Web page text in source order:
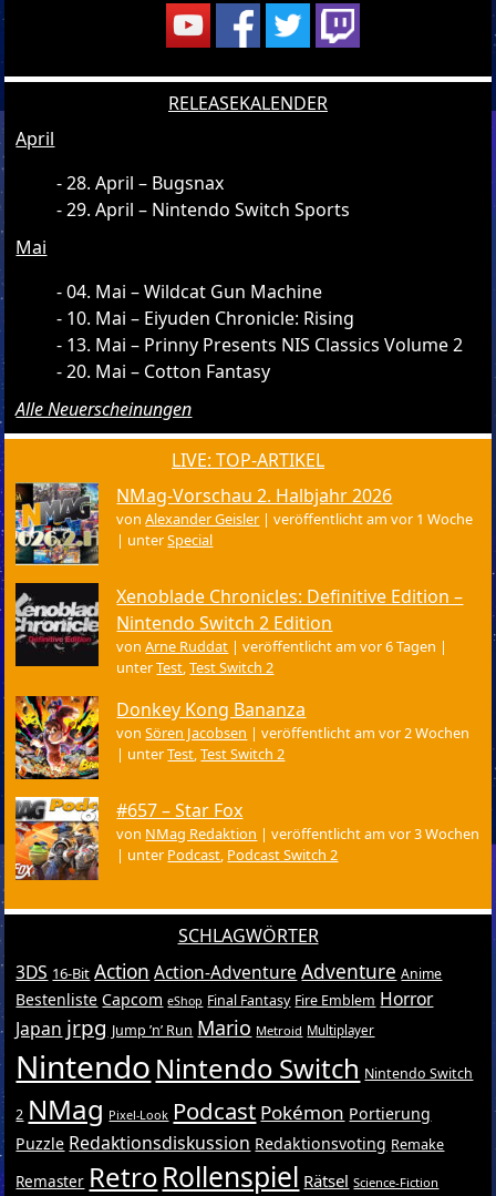
RELEASEKALENDER
April
28. April – Bugsnax
29. April – Nintendo Switch Sports
Mai
04. Mai – Wildcat Gun Machine
10. Mai – Eiyuden Chronicle: Rising
13. Mai – Prinny Presents NIS Classics Volume 2
20. Mai – Cotton Fantasy
Alle Neuerscheinungen
LIVE: TOP-ARTIKEL
NMag-Vorschau 2. Halbjahr 2026
vonAlexander Geisler |veröffentlicht am vor 1 Woche
| unterSpecial
Xenoblade Chronicles: Definitive Edition –
Nintendo Switch 2 Edition
vonArne Ruddat |veröffentlicht am vor 6 Tagen |
unterTest,Test Switch 2
Donkey Kong Bananza
vonSören Jacobsen |veröffentlicht am vor 2 Wochen
| unterTest,Test Switch 2
#657 – Star Fox
von NMag Redaktion |veröffentlicht am vor 3 Wochen
| unter Podcast, Podcast Switch 2
SCHLAGWÖRTER
3DS 16-Bit Action Action-Adventure Adventure Anime
Bestenliste Capcom eShop Final Fantasy Fire Emblem Horror
Japan jrpg Jump ’n’ Run Mario Metroid Multiplayer
Nintendo Nintendo Switch Nintendo Switch
2 NMag Pixel-Look Podcast Pokémon Portierung
Puzzle Redaktionsdiskussion Redaktionsvoting Remake
Remaster RetroRollenspiel Rätsel Science-Fiction